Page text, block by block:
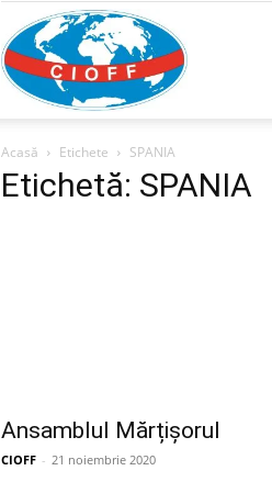
CIOFF
România
Acasă Etichete SPANIA
Etichetă: SPANIA
Ansamblul Mărțișorul
CIOFF - 21 noiembrie 2020